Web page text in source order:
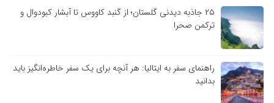
۲۵ جاذبه دیدنی گلستان؛ از گنبد کاووس تا آبشار کبودوال و
ترکمن صحرا
راهنمای سفر به ایتالیا: هر آنچه برای یک سفر خاطره‌انگیز باید
بدانید